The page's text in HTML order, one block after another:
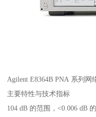
Agilent E8364B PNA 系列网
主要特性与技术指标
104 dB 的范围，<0.006 dB